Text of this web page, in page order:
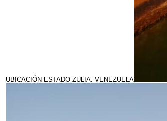
UBICACIÓN ESTADO ZULIA. VENEZUELA